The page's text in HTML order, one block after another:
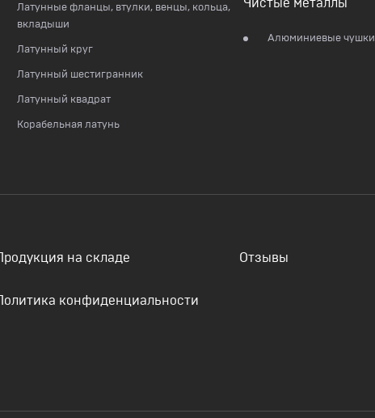
Латунные фланцы, втулки, венцы, кольца,
вкладыши
Латунный круг
Латунный шестигранник
Латунный квадрат
Корабельная латунь
Чистые металлы
Алюминиевые чушки
Продукция на складе Отзывы
Политика конфиденциальности